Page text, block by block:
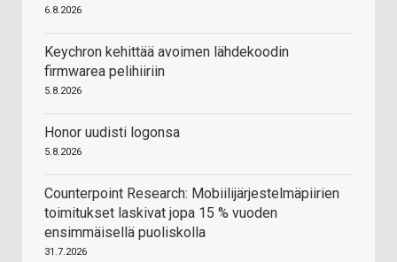
6.8.2026
Keychron kehittää avoimen lähdekoodin
firmwarea pelihiiriin
5.8.2026
Honor uudisti logonsa
5.8.2026
Counterpoint Research: Mobiilijärjestelmäpiirien
toimitukset laskivat jopa 15 % vuoden
ensimmäisellä puoliskolla
31.7.2026